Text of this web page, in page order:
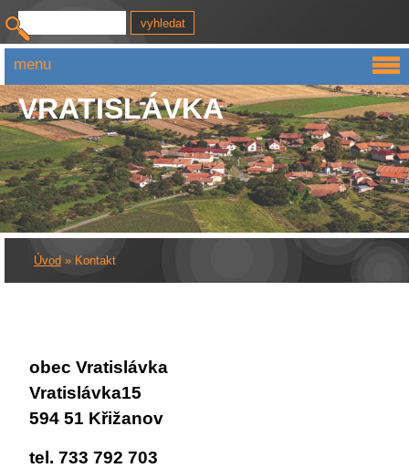
VRATISLÁVKA
Úvod » Kontakt
obec Vratislávka
Vratislávka15
594 51 Křižanov
tel. 733 792 703
menu